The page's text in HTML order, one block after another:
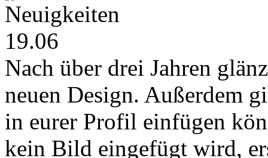
Neuigkeiten
19.06
Nach über drei Jahren
neuen Design. Außerdem
in eurer Profil einfügen
kein Bild eingefügt wird,